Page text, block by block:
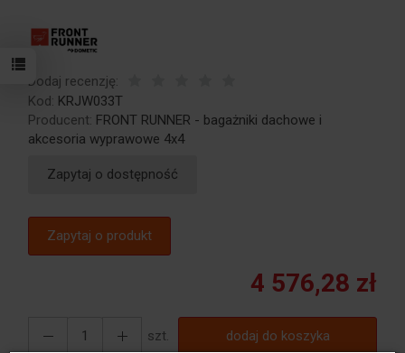
Dodaj recenzję:
Kod: KRJW033T
Producent: FRONT RUNNER - bagażniki dachowe i
akcesoria wyprawowe 4x4
Zapytaj o dostępność
Zapytaj o produkt
4 576,28 zł
szt. dodaj do koszyka